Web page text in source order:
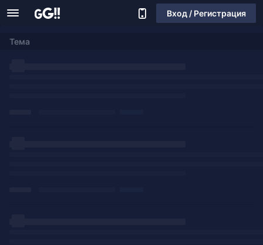
Вход / Регистрация
Тема